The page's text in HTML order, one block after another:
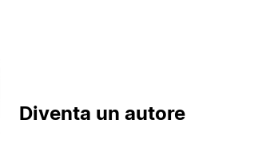
Diventa un autore